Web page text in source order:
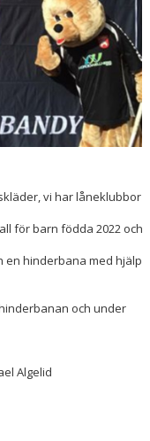
vi har låneklubbor
för barn födda 2022 och
en hinderbana med hjälp
och under
Algelid